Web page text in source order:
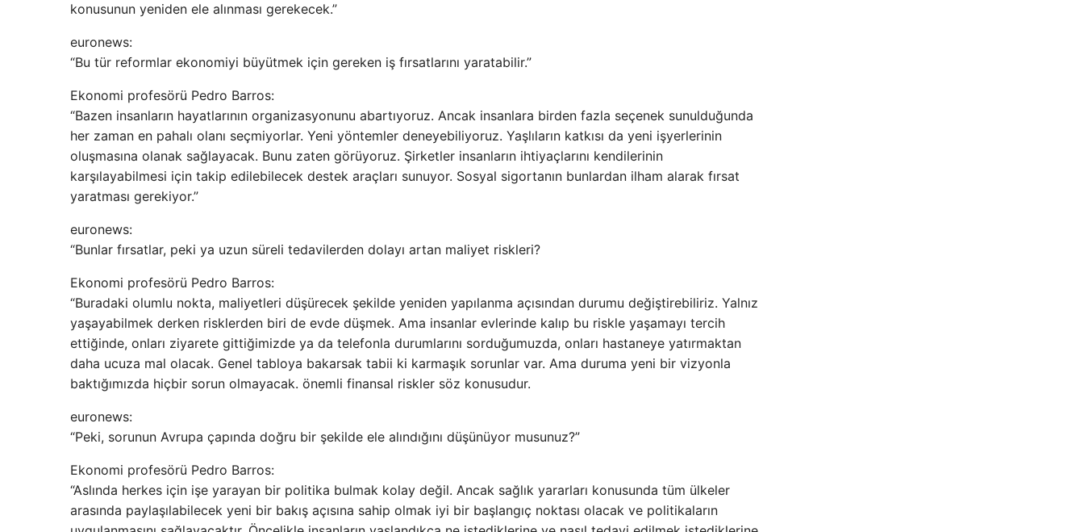
konusunun yeniden ele alınması gerekecek.”
euronews:
“Bu tür reformlar ekonomiyi büyütmek için gereken iş fırsatlarını yaratabilir.”
Ekonomi profesörü Pedro Barros:
“Bazen insanların hayatlarının organizasyonunu abartıyoruz. Ancak insanlara birden fazla seçenek sunulduğunda
her zaman en pahalı olanı seçmiyorlar. Yeni yöntemler deneyebiliyoruz. Yaşlıların katkısı da yeni işyerlerinin
oluşmasına olanak sağlayacak. Bunu zaten görüyoruz. Şirketler insanların ihtiyaçlarını kendilerinin
karşılayabilmesi için takip edilebilecek destek araçları sunuyor. Sosyal sigortanın bunlardan ilham alarak fırsat
yaratması gerekiyor.”
euronews:
“Bunlar fırsatlar, peki ya uzun süreli tedavilerden dolayı artan maliyet riskleri?
Ekonomi profesörü Pedro Barros:
“Buradaki olumlu nokta, maliyetleri düşürecek şekilde yeniden yapılanma açısından durumu değiştirebiliriz. Yalnız
yaşayabilmek derken risklerden biri de evde düşmek. Ama insanlar evlerinde kalıp bu riskle yaşamayı tercih
ettiğinde, onları ziyarete gittiğimizde ya da telefonla durumlarını sorduğumuzda, onları hastaneye yatırmaktan
daha ucuza mal olacak. Genel tabloya bakarsak tabii ki karmaşık sorunlar var. Ama duruma yeni bir vizyonla
baktığımızda hiçbir sorun olmayacak. önemli finansal riskler söz konusudur.
euronews:
“Peki, sorunun Avrupa çapında doğru bir şekilde ele alındığını düşünüyor musunuz?”
Ekonomi profesörü Pedro Barros:
“Aslında herkes için işe yarayan bir politika bulmak kolay değil. Ancak sağlık yararları konusunda tüm ülkeler
arasında paylaşılabilecek yeni bir bakış açısına sahip olmak iyi bir başlangıç ​​noktası olacak ve politikaların